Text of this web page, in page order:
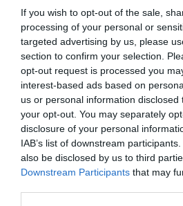
If you wish to opt-out of the sale,
processing of your personal or
targeted advertising by us, please
section to confirm your selection.
opt-out request is processed you
interest-based ads based on
us or personal information
your opt-out. You may separately
disclosure of your personal
IAB’s list of downstream
also be disclosed by us to third
Downstream Participants that may
de suelos salinos.